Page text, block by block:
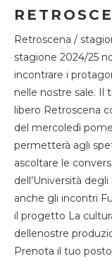
Retroscena /
stagione 2024/25
incontrare i
nelle nostre sale. Il
libero Retroscena
del mercoledì
permetterà agli
ascoltare le
dell’Università
anche gli incontri
il progetto La
dellenostre
Prenota il tuo posto